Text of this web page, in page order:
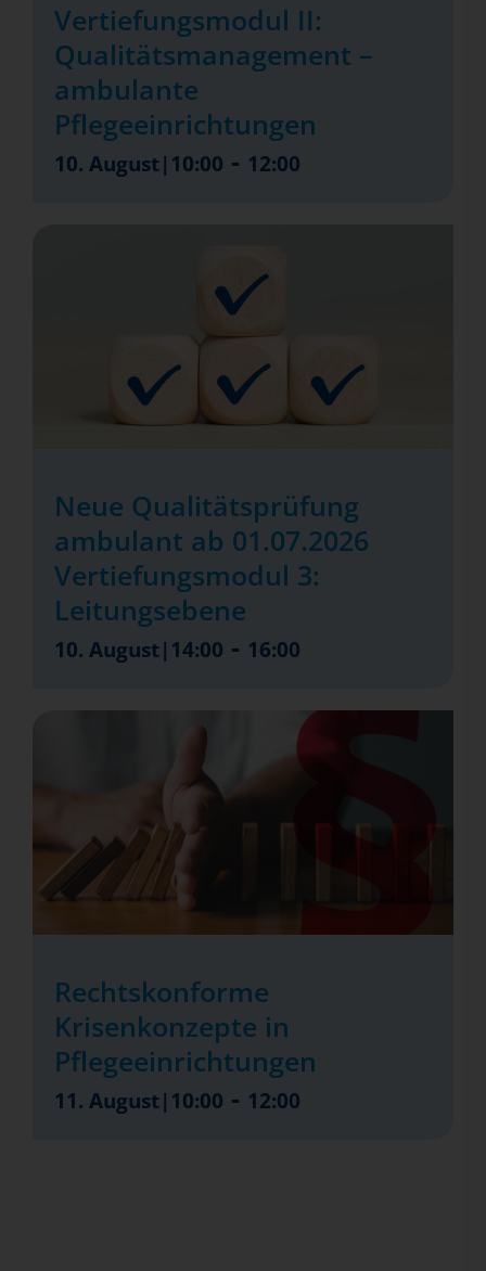
Vertiefungsmodul II:
Qualitätsmanagement –
ambulante
Pflegeeinrichtungen
10. August|10:00 - 12:00
Neue Qualitätsprüfung
ambulant ab 01.07.2026
Vertiefungsmodul 3:
Leitungsebene
10. August|14:00 - 16:00
Rechtskonforme
Krisenkonzepte in
Pflegeeinrichtungen
11. August|10:00 - 12:00